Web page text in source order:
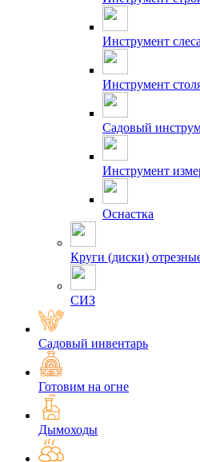
Инструмент
Инструмент
Садовый
Инструмент
Оснастка
Круги (диски)
СИЗ
Садовый инвентарь
Готовим на огне
Дымоходы